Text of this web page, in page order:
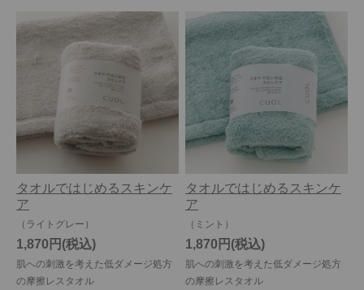
タオルではじめるスキンケ
ア
（ライトグレー）
肌への刺激を考えた低ダメージ処方
の摩擦レスタオル
1,870円
タオルではじめるスキンケ
ア
（ミント）
肌への刺激を考えた低ダメージ処方
の摩擦レスタオル
1,870円